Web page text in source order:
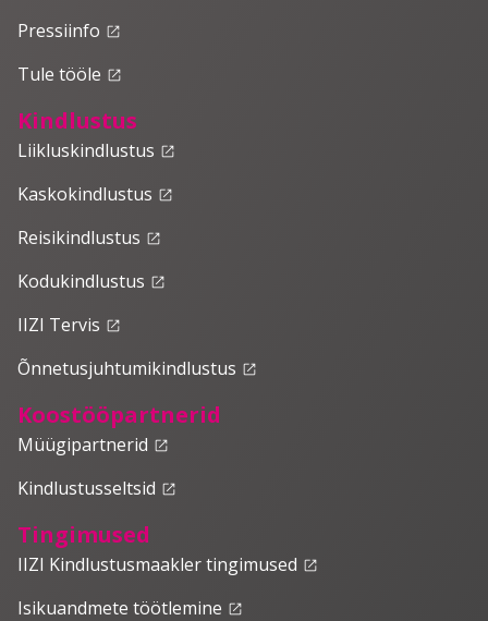
Pressiinfo launch
Tule tööle launch
Kindlustus
Liikluskindlustus launch
Kaskokindlustus launch
Reisikindlustus launch
Kodukindlustus launch
IIZI Tervis launch
Õnnetusjuhtumikindlustus launch
Koostööpartnerid
Müügipartnerid launch
Kindlustusseltsid launch
Tingimused
IIZI Kindlustusmaakler tingimused launch
Isikuandmete töötlemine launch